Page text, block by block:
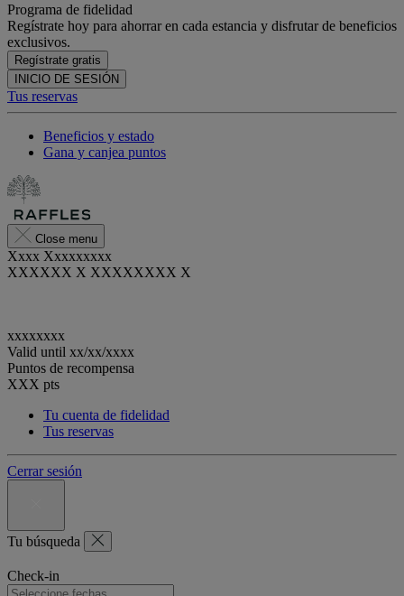
Programa de fidelidad
Regístrate hoy para ahorrar en cada estancia y disfrutar de beneficios
exclusivos.
Regístrate gratis
INICIO DE SESIÓN
Tus reservas
Beneficios y estado
Gana y canjea puntos
Close menu
Xxxx Xxxxxxxxx
XXXXXX X XXXXXXXX X
xxxxxxxx
Valid until xx/xx/xxxx
Puntos de recompensa
XXX pts
Tu cuenta de fidelidad
Tus reservas
Cerrar sesión
Tu búsqueda
Check-in